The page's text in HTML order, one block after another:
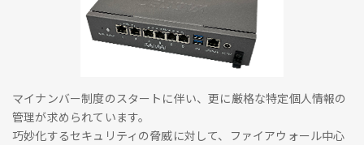
マイナンバー制度のスタートに伴い、更に厳格な特定個人情報の
管理が求められています。
巧妙化するセキュリティの脅威に対して、ファイアウォール中心